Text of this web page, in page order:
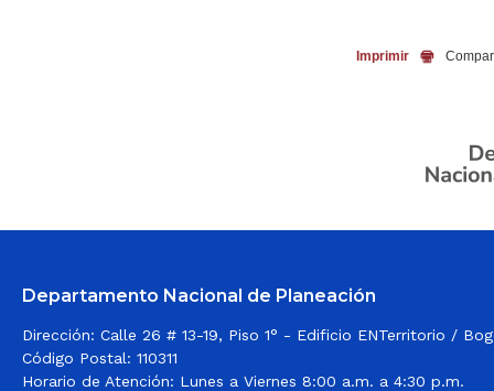
Imprimir
Departamento Nacional de Planeación
Dirección: Calle 26 # 13-19, Piso 1° - Edificio ENTerritorio /
Código Postal: 110311
Horario de Atención: Lunes a Viernes 8:00 a.m. a 4:30 p.m.